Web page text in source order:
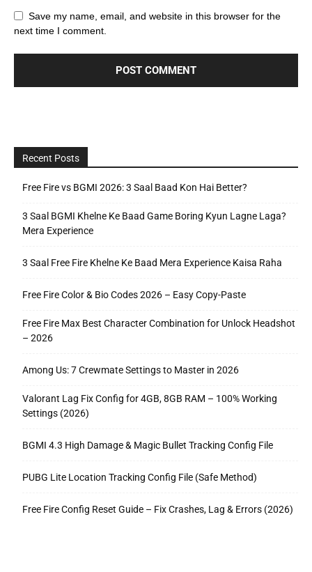
Save my name, email, and website in this browser for the
next time I comment.
Recent Posts
Free Fire vs BGMI 2026: 3 Saal Baad Kon Hai Better?
3 Saal BGMI Khelne Ke Baad Game Boring Kyun Lagne Laga?
Mera Experience
3 Saal Free Fire Khelne Ke Baad Mera Experience Kaisa Raha
Free Fire Color & Bio Codes 2026 – Easy Copy-Paste
Free Fire Max Best Character Combination for Unlock Headshot
– 2026
Among Us: 7 Crewmate Settings to Master in 2026
Valorant Lag Fix Config for 4GB, 8GB RAM – 100% Working
Settings (2026)
BGMI 4.3 High Damage & Magic Bullet Tracking Config File
PUBG Lite Location Tracking Config File (Safe Method)
Free Fire Config Reset Guide – Fix Crashes, Lag & Errors (2026)